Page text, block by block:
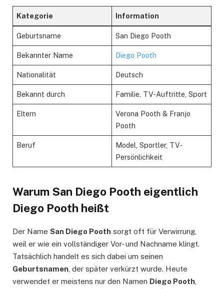
Kategorie Information
Geburtsname San Diego Pooth
Bekannter Name Diego Pooth
Nationalität Deutsch
Bekannt durch Familie, TV-Auftritte, Sport
Eltern
Verona Pooth & Franjo
Pooth
Beruf
Model, Sportler, TV-
Persönlichkeit
Warum San Diego Pooth eigentlich
Diego Pooth heißt
Der Name San Diego Pooth sorgt oft für Verwirrung,
weil er wie ein vollständiger Vor- und Nachname klingt.
Tatsächlich handelt es sich dabei um seinen
Geburtsnamen , der später verkürzt wurde. Heute
verwendet er meistens nur den Namen Diego Pooth